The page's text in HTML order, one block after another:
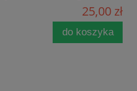
25,00 zł
do koszyka